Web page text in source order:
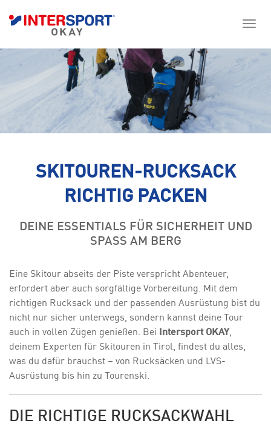
SKITOUREN-RUCKSACK
RICHTIG PACKEN
DEINE ESSENTIALS FÜR SICHERHEIT UND
SPASS AM BERG
Eine Skitour abseits der Piste verspricht Abenteuer,
erfordert aber auch sorgfältige Vorbereitung. Mit dem
richtigen Rucksack und der passenden Ausrüstung bist du
nicht nur sicher unterwegs, sondern kannst deine Tour
auch in vollen Zügen genießen. Bei Intersport OKAY,
deinem Experten für Skitouren in Tirol, findest du alles,
was du dafür brauchst – von Rucksäcken und LVS-
Ausrüstung bis hin zu Tourenski.
DIE RICHTIGE RUCKSACKWAHL